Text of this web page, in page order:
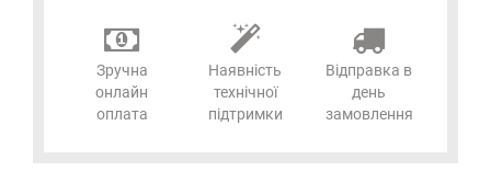
Зручна
онлайн
оплата
Наявність
технічної
підтримки
Відправка в
день
замовлення